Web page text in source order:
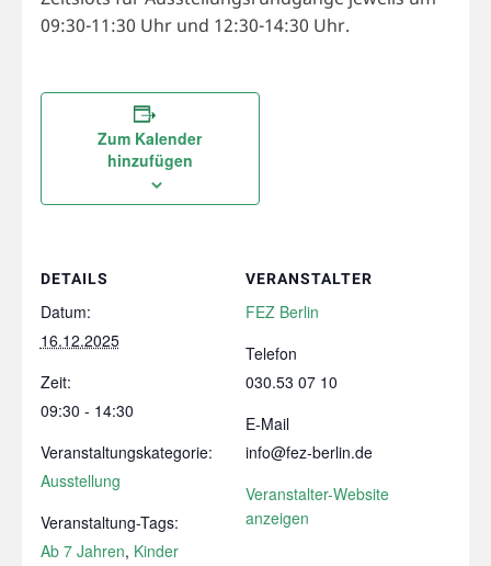
09:30-11:30 Uhr und 12:30-14:30 Uhr.
Zum Kalender
hinzufügen
DETAILS
Datum:
16.12.2025
Zeit:
09:30 - 14:30
Veranstaltungskategorie:
Ausstellung
Veranstaltung-Tags:
Ab 7 Jahren, Kinder
VERANSTALTER
FEZ Berlin
Telefon
030.53 07 10
E-Mail
info@fez-berlin.de
Veranstalter-Website
anzeigen